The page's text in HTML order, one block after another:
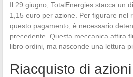
Il 29 giugno, TotalEnergies stacca un
1,15 euro per azione. Per figurare nel
questo pagamento, è necessario
precedente. Questa meccanica attira
libro ordini, ma nasconde una lettura
Riacquisto di